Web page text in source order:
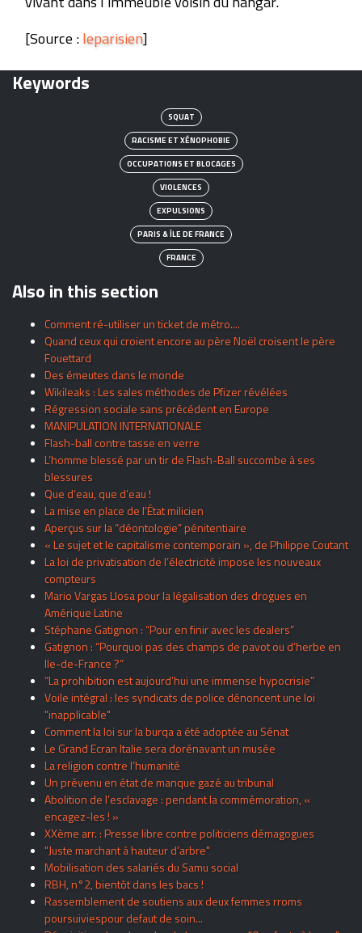
[Source :leparisien]
Keywords
SQUAT
RACISME ET XÉNOPHOBIE
OCCUPATIONS ET BLOCAGES
VIOLENCES
EXPULSIONS
PARIS & ÎLE DE FRANCE
FRANCE
Also in this section
Comment ré-utiliser un ticket de métro....
Quand ceux qui croient encore au père Noël croisent le père
Fouettard
Des émeutes dans le monde
Wikileaks : Les sales méthodes de Pfizer révélées
Régression sociale sans précédent en Europe
MANIPULATION INTERNATIONALE
Flash-ball contre tasse en verre
L’homme blessé par un tir de Flash-Ball succombe à ses
blessures
Que d’eau, que d’eau !
La mise en place de l’État milicien
Aperçus sur la “déontologie” pénitentiaire
« Le sujet et le capitalisme contemporain », de Philippe Coutant
La loi de privatisation de l’électricité impose les nouveaux
compteurs
Mario Vargas Llosa pour la légalisation des drogues en
Amérique Latine
Stéphane Gatignon : “Pour en finir avec les dealers”
Gatignon : “Pourquoi pas des champs de pavot ou d’herbe en
Ile-de-France ?”
“La prohibition est aujourd’hui une immense hypocrisie”
Voile intégral : les syndicats de police dénoncent une loi
"inapplicable"
Comment la loi sur la burqa a été adoptée au Sénat
Le Grand Ecran Italie sera dorénavant un musée
La religion contre l’humanité
Un prévenu en état de manque gazé au tribunal
Abolition de l’esclavage : pendant la commémoration, «
encagez-les ! »
XXème arr. : Presse libre contre politiciens démagogues
"Juste marchant à hauteur d’arbre"
Mobilisation des salariés du Samu social
RBH, n°2, bientôt dans les bacs !
Rassemblement de soutiens aux deux femmes rroms
poursuiviespour defaut de soin...